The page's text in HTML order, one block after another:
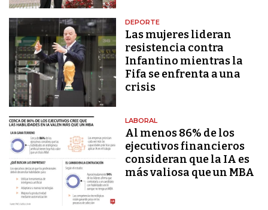
DEPORTE
Las mujeres lideran
resistencia contra
Infantino mientras la
Fifa se enfrenta a una
crisis
LABORAL
Al menos 86% de los
ejecutivos financieros
consideran que la IA es
más valiosa que un MBA